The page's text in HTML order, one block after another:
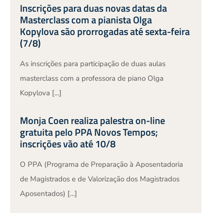
Inscrições para duas novas datas da
Masterclass com a pianista Olga
Kopylova são prorrogadas até sexta-feira
(7/8)
As inscrições para participação de duas aulas
masterclass com a professora de piano Olga
Kopylova […]
Monja Coen realiza palestra on-line
gratuita pelo PPA Novos Tempos;
inscrições vão até 10/8
O PPA (Programa de Preparação à Aposentadoria
de Magistrados e de Valorização dos Magistrados
Aposentados) […]